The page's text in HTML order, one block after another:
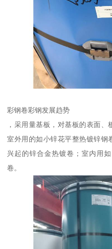
彩钢卷彩钢发展趋势
，采用量基板，对基板的表面、
室外用的如小锌花平整热镀锌钢
兴起的锌合金热镀卷；室内用
卷。